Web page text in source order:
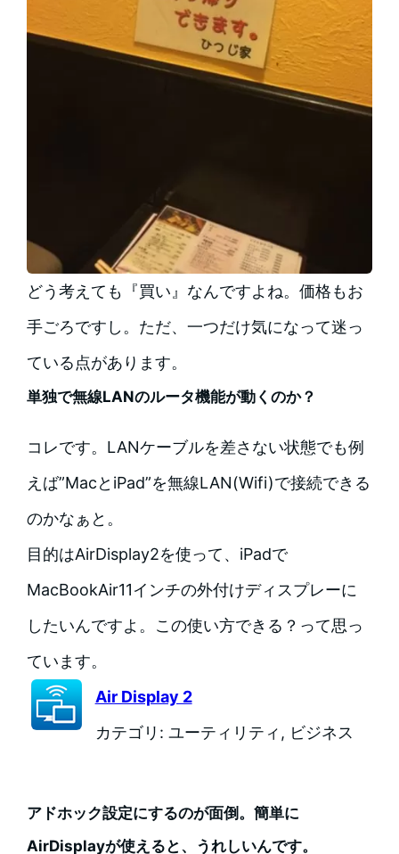
どう考えても『買い』なんですよね。価格もお
手ごろですし。ただ、一つだけ気になって迷っ
ている点があります。
単独で無線LANのルータ機能が動くのか？
コレです。LANケーブルを差さない状態でも例
えば”MacとiPad”を無線LAN(Wifi)で接続できる
のかなぁと。
目的はAirDisplay2を使って、iPadで
MacBookAir11インチの外付けディスプレーに
したいんですよ。この使い方できる？って思っ
ています。
Air Display 2
カテゴリ: ユーティリティ, ビジネス
アドホック設定にするのが面倒。簡単に
AirDisplayが使えると、うれしいんです。